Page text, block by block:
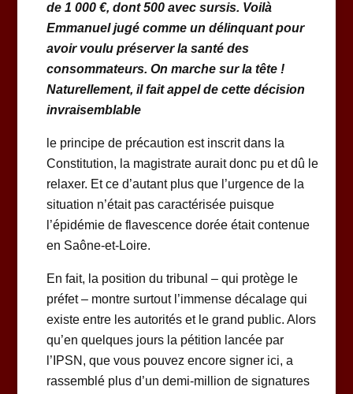
de 1 000 €, dont 500 avec sursis. Voilà
Emmanuel jugé comme un délinquant pour
avoir voulu préserver la santé des
consommateurs. On marche sur la tête !
Naturellement, il fait appel de cette décision
invraisemblable
le principe de précaution est inscrit dans la
Constitution, la magistrate aurait donc pu et dû le
relaxer. Et ce d’autant plus que l’urgence de la
situation n’était pas caractérisée puisque
l’épidémie de flavescence dorée était contenue
en Saône-et-Loire.
En fait, la position du tribunal – qui protège le
préfet – montre surtout l’immense décalage qui
existe entre les autorités et le grand public. Alors
qu’en quelques jours la pétition lancée par
l’IPSN, que vous pouvez encore signer ici, a
rassemblé plus d’un demi-million de signatures